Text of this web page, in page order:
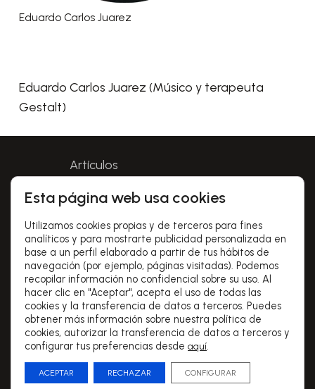
Eduardo Carlos Juarez
Eduardo Carlos Juarez (Músico y terapeuta
Gestalt)
Desarrollado por QuatreSoft.
Artículos
Aviso legal
Política de privacidad
Política de cookies
Condiciones de uso
Esta página web usa cookies
Utilizamos cookies propias y de terceros para fines
analíticos y para mostrarte publicidad personalizada en
base a un perfil elaborado a partir de tus hábitos de
navegación (por ejemplo, páginas visitadas). Podemos
recopilar información no confidencial sobre su uso. Al
hacer clic en "Aceptar", acepta el uso de todas las
cookies y la transferencia de datos a terceros. Puedes
obtener más información sobre nuestra política de
cookies, autorizar la transferencia de datos a terceros y
configurar tus preferencias desde aquí.
ACEPTAR RECHAZAR CONFIGURAR